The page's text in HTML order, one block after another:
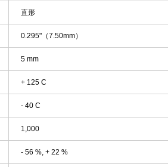
直形
0.295"（7.50mm）
5 mm
+ 125 C
- 40 C
1,000
- 56 %, + 22 %